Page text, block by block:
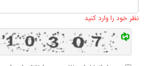
نظر خود را وارد کنید